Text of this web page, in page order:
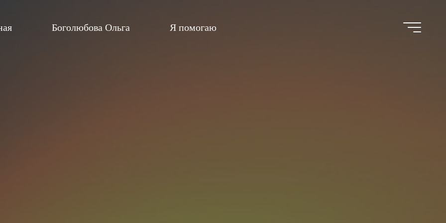
Боголюбова Ольга Я помогаю